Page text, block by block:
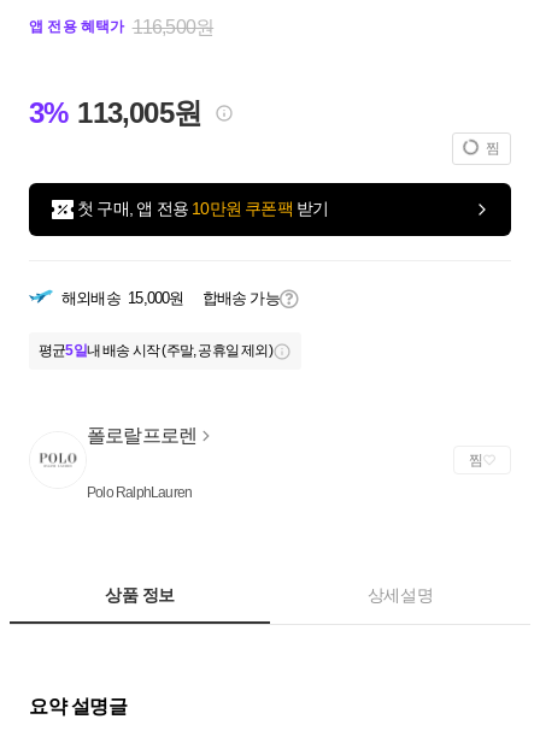
앱 전용 혜택가 116,500원
3% 113,005원
찜
첫 구매, 앱 전용 10만원 쿠폰팩 받기
해외배송 15,000원 합배송 가능
평균5일내 배송 시작 (주말, 공휴일 제외)
폴로랄프로렌
Polo RalphLauren
찜
상품 정보 상세설명
요약 설명글